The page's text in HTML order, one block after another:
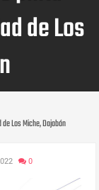
de Los
Los Miche, Dajabón
0